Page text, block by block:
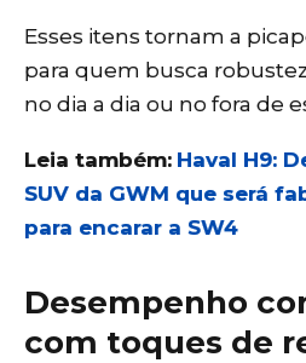
Esses itens tornam a
para quem busca
no dia a dia ou no fora de
Leia também: Haval H9:
SUV da GWM que será
para encarar a SW4
Desempenho
com toques de